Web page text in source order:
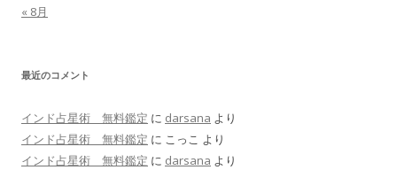
« 8月
最近のコメント
インド占星術 無料鑑定 に darsana より
インド占星術 無料鑑定 に こっこ より
インド占星術 無料鑑定 に darsana より